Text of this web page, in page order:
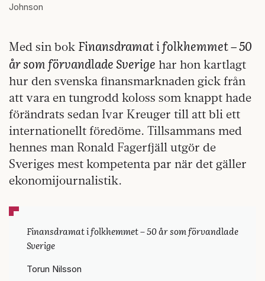
Johnson
Med sin bok Finansdramat i folkhemmet – 50
år som förvandlade Sverige har hon kartlagt
hur den svenska finansmarknaden gick från
att vara en tungrodd koloss som knappt hade
förändrats sedan Ivar Kreuger till att bli ett
internationellt föredöme. Tillsammans med
hennes man Ronald Fagerfjäll utgör de
Sveriges mest kompetenta par när det gäller
ekonomijournalistik.
Finansdramat i folkhemmet – 50 år som förvandlade
Sverige
Torun Nilsson